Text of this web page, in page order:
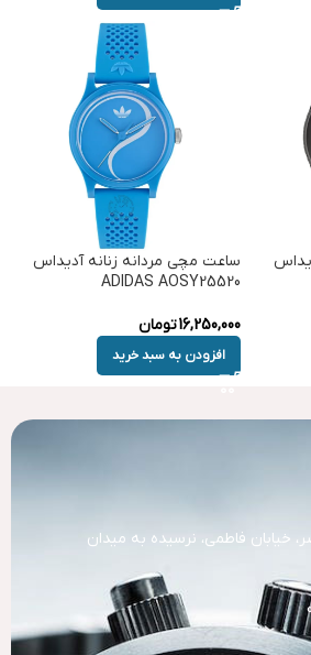
ساعت مچی مردانه زنانه آدیداس
ADIDAS AOSY25520
16,250,000تومان
افزودن به سبد خرید
خیابان فاطمی، نرسیده به میدان